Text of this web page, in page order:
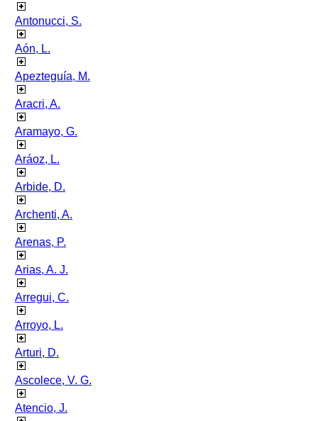
Antonucci, S.
Aón, L.
Apezteguía, M.
Aracri, A.
Aramayo, G.
Aráoz, L.
Arbide, D.
Archenti, A.
Arenas, P.
Arias, A. J.
Arregui, C.
Arroyo, L.
Arturi, D.
Ascolece, V. G.
Atencio, J.